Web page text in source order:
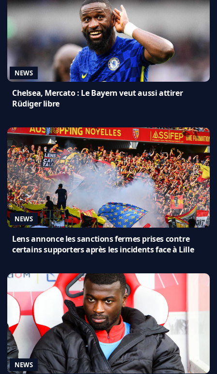
NEWS
Chelsea, Mercato : Le Bayern veut aussi attirer
Rüdiger libre
NEWS
Lens annonce les sanctions fermes prises contre
certains supporters après les incidents face à Lille
NEWS